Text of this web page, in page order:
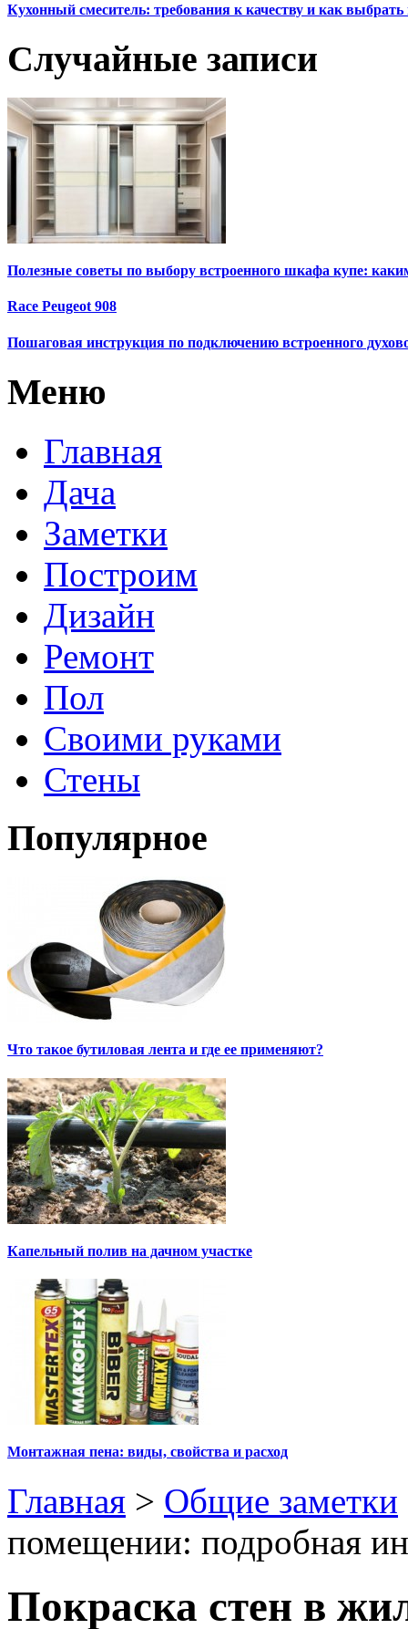
Кухонный смеситель: требования к качеству и как
Случайные записи
Полезные советы по выбору встроенного шкафа купе:
Race Peugeot 908
Пошаговая инструкция по подключению встроенного
Меню
Главная
Дача
Заметки
Построим
Дизайн
Ремонт
Пол
Своими руками
Стены
Популярное
Что такое бутиловая лента и где ее применяют?
Капельный полив на дачном участке
Монтажная пена: виды, свойства и расход
Главная > Общие заметки
помещении: подробная
Покраска стен в